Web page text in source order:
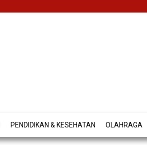
PENDIDIKAN & KESEHATAN OLAHRAGA